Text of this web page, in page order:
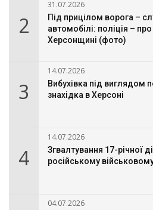
2
31.07.2026
Під прицілом ворога –
автомобілі: поліція –
Херсонщині (фото)
3
14.07.2026
Вибухівка під виглядом
знахідка в Херсоні
4
14.07.2026
Згвалтування 17-річної
російському
04.07.2026